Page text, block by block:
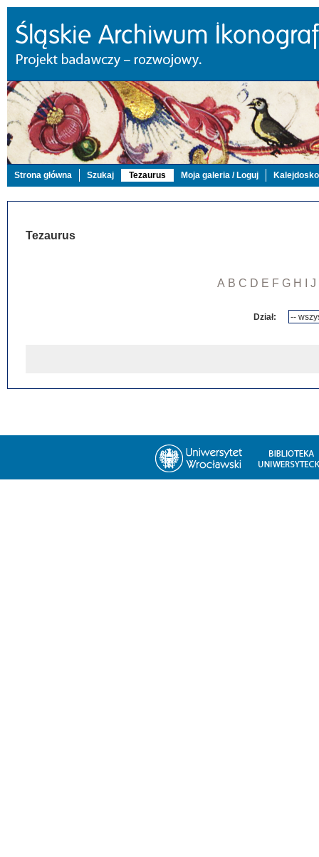
Strona główna Szukaj Tezaurus Moja galeria / Loguj
Tezaurus
A B C D E F G H J
Dział: